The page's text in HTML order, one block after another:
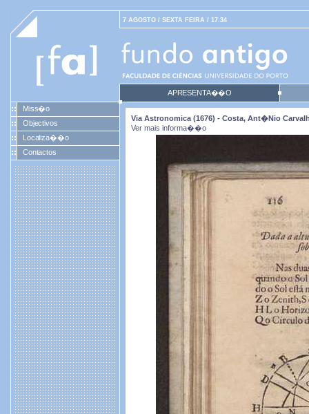
7 AGOSTO / SEXTA FEIRA / 17:34
APRESENTA��O
Miss�o
Objectivos
Localiza��o
Contactos
Via Astronomica (1676) - Costa, Ant�nio
Ver mais informa��o